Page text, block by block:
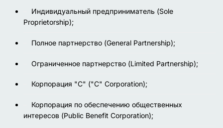
Индивидуальный предприниматель (Sole
Proprietorship);
Полное партнерство (General Partnership);
Ограниченное партнерство (Limited Partnership);
Корпорация "C" ("C" Corporation);
Корпорация по обеспечению общественных
интересов (Public Benefit Corporation);